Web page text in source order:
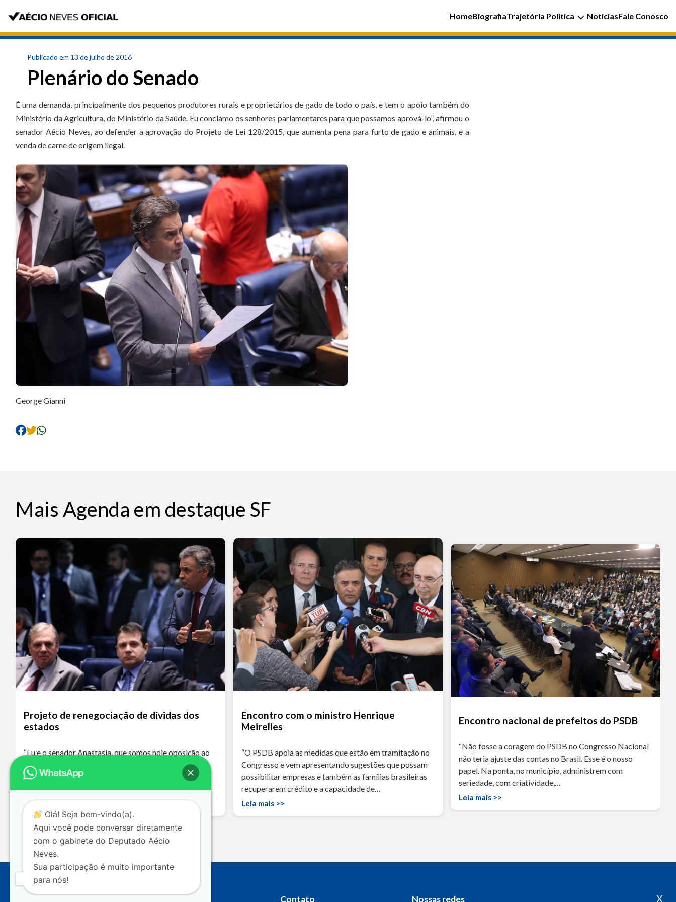
HomeBiografiaTrajetória Política NotíciasFale Conosco
Publicado em 13 de julho de 2016
Plenário do Senado
É uma demanda, principalmente dos pequenos produtores rurais e proprietários de gado de todo o país, e tem o apoio também do
Ministério da Agricultura, do Ministério da Saúde. Eu conclamo os senhores parlamentares para que possamos aprová-lo”, afirmou o
senador Aécio Neves, ao defender a aprovação do Projeto de Lei 128/2015, que aumenta pena para furto de gado e animais, e a
venda de carne de origem ilegal.
George Gianni
Mais Agenda em destaque SF
Projeto de renegociação de dívidas dos
estados
“Eu e o senador Anastasia, que somos hoje oposição ao
governo de Minas Gerais, que é de um partido de
oposição ao nosso, o PT, votaremos a favor dessa
proposta…
Leia mais >>
Encontro com o ministro Henrique
Meirelles
“O PSDB apoia as medidas que estão em tramitação no
Congresso e vem apresentando sugestões que possam
possibilitar empresas e também as famílias brasileiras
recuperarem crédito e a capacidade de…
Leia mais >>
Encontro nacional de prefeitos do PSDB
“Não fosse a coragem do PSDB no Congresso Nacional
não teria ajuste das contas no Brasil. Esse é o nosso
papel. Na ponta, no município, administrem com
seriedade, com criatividade,…
Leia mais >>
Contato Nossas redes
Olá! Seja bem-vindo(a).
Aqui você pode conversar diretamente
com o gabinete do Deputado Aécio
Neves.
Sua participação é muito importante
para nós!
x